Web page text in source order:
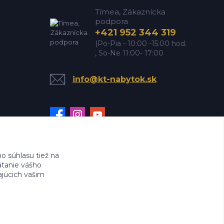
Tímea, Zákaznícka
podpora
+421 952 344 319
(Po-Pia - 10:00 -15:00 hod.
, So-Ne 11:00- 17:00
info@kt-nabytok.sk
súhlasu tiež na
vášho
vašim